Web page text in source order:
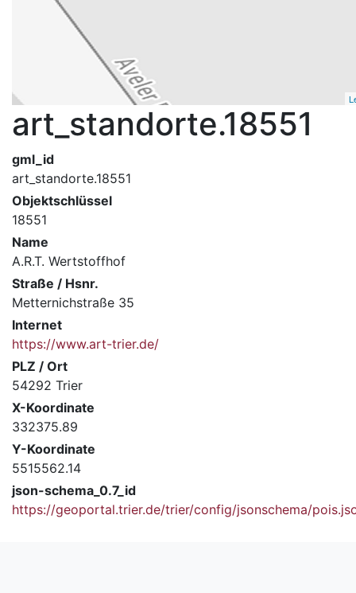
art_standorte.18551
gml_id
art_standorte.18551
Objektschlüssel
18551
Name
A.R.T. Wertstoffhof
Straße / Hsnr.
Metternichstraße 35
Internet
https://www.art-trier.de/
PLZ / Ort
54292 Trier
X-Koordinate
332375.89
Y-Koordinate
5515562.14
json-schema_0.7_id
https://geoportal.trier.de/trier/config/jsonschema/